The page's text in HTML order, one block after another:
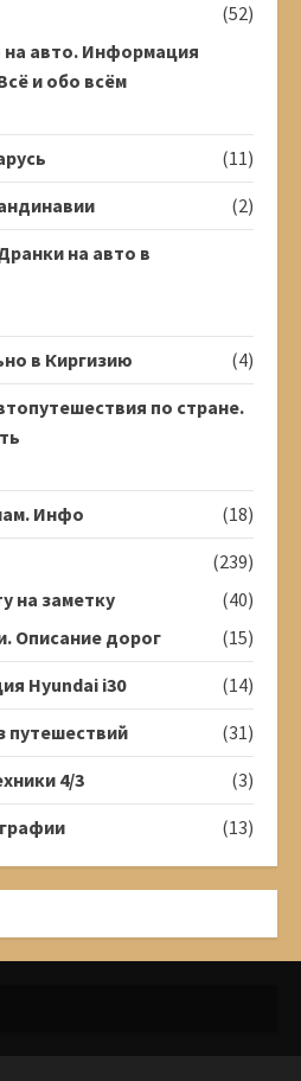
(52)
на авто. Информация
и обо всём
(11)
(2)
на авто в
в Киргизию
(4)
по стране.
Инфо
(18)
(239)
на заметку
(40)
Описание дорог
(15)
Hyundai i30
(14)
путешествий
(31)
4/3
(3)
(13)